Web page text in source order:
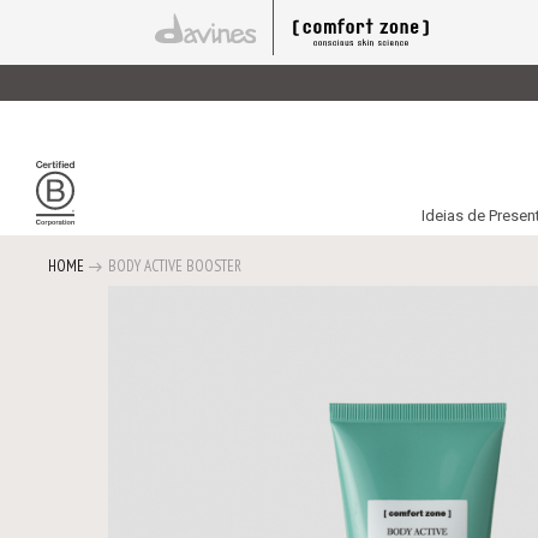
Ideias de
HOME BODY ACTIVE BOOSTER